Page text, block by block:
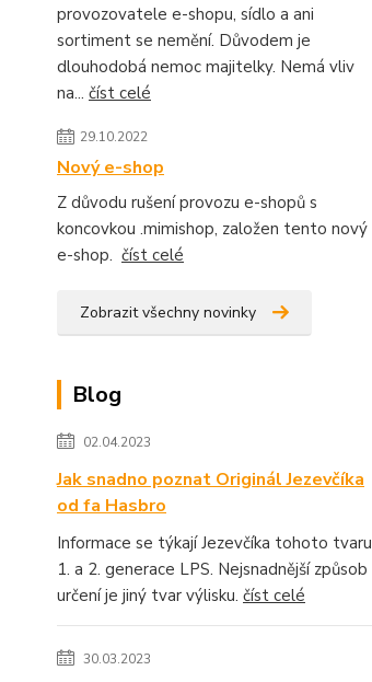
provozovatele e-shopu, sídlo a ani
sortiment se nemění. Důvodem je
dlouhodobá nemoc majitelky. Nemá vliv
na... číst celé
29.10.2022
Nový e-shop
Z důvodu rušení provozu e-shopů s
koncovkou .mimishop, založen tento nový
e-shop. číst celé
Zobrazit všechny novinky
Blog
02.04.2023
Jak snadno poznat Originál Jezevčíka
od fa Hasbro
Informace se týkají Jezevčíka tohoto tvaru
1. a 2. generace LPS. Nejsnadnější způsob
určení je jiný tvar výlisku. číst celé
30.03.2023